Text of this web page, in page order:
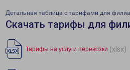
Детальная таблица с тарифами для
Скачать тарифы для
Тарифы на услуги перевозки (xlsx)